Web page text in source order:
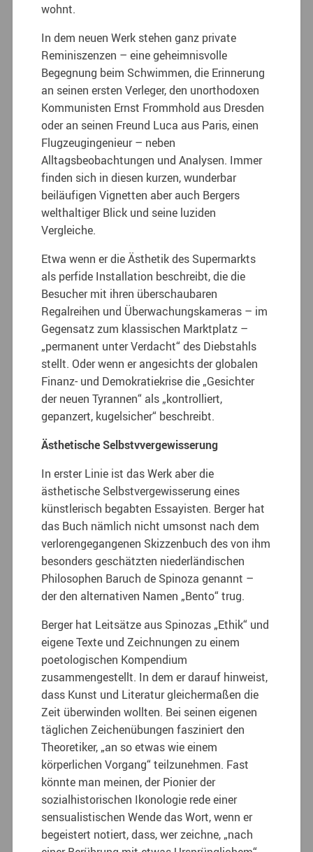
wohnt.
In dem neuen Werk stehen ganz private
Reminiszenzen – eine geheimnisvolle
Begegnung beim Schwimmen, die Erinnerung
an seinen ersten Verleger, den unorthodoxen
Kommunisten Ernst Frommhold aus Dresden
oder an seinen Freund Luca aus Paris, einen
Flugzeugingenieur – neben
Alltagsbeobachtungen und Analysen. Immer
finden sich in diesen kurzen, wunderbar
beiläufigen Vignetten aber auch Bergers
welthaltiger Blick und seine luziden
Vergleiche.
Etwa wenn er die Ästhetik des Supermarkts
als perfide Installation beschreibt, die die
Besucher mit ihren überschaubaren
Regalreihen und Überwachungskameras – im
Gegensatz zum klassischen Marktplatz –
„permanent unter Verdacht“ des Diebstahls
stellt. Oder wenn er angesichts der globalen
Finanz- und Demokratiekrise die „Gesichter
der neuen Tyrannen“ als „kontrolliert,
gepanzert, kugelsicher“ beschreibt.
Ästhetische Selbstvvergewisserung
In erster Linie ist das Werk aber die
ästhetische Selbstvergewisserung eines
künstlerisch begabten Essayisten. Berger hat
das Buch nämlich nicht umsonst nach dem
verlorengegangenen Skizzenbuch des von ihm
besonders geschätzten niederländischen
Philosophen Baruch de Spinoza genannt –
der den alternativen Namen „Bento“ trug.
Berger hat Leitsätze aus Spinozas „Ethik“ und
eigene Texte und Zeichnungen zu einem
poetologischen Kompendium
zusammengestellt. In dem er darauf hinweist,
dass Kunst und Literatur gleichermaßen die
Zeit überwinden wollten. Bei seinen eigenen
täglichen Zeichenübungen fasziniert den
Theoretiker, „an so etwas wie einem
körperlichen Vorgang“ teilzunehmen. Fast
könnte man meinen, der Pionier der
sozialhistorischen Ikonologie rede einer
sensualistischen Wende das Wort, wenn er
begeistert notiert, dass, wer zeichne, „nach